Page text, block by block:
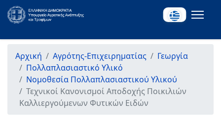
Αρχική Αγρότης-Επιχειρηματίας
Γεωργία
Πολλαπλασιαστικό Υλικό
Νομοθεσία Πολλαπλασιαστικού Υλικού
Τεχνικοί Κανονισμοί Αποδοχής Ποικιλιών
Καλλιεργούμενων Φυτικών Ειδών